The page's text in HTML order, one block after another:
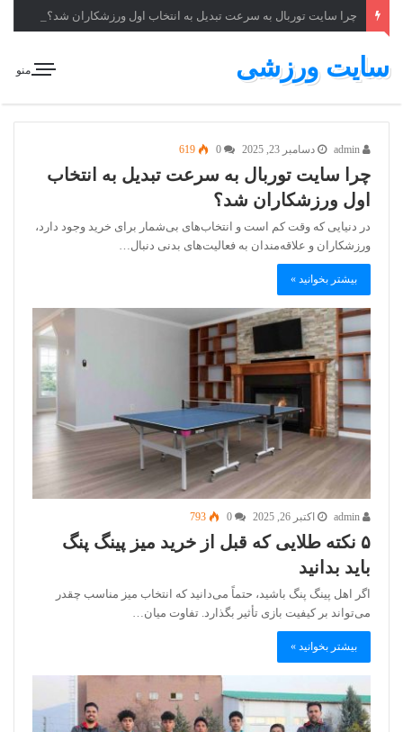
چرا سایت توربال به ‌سرعت تبدیل به انتخاب اول ورزشکاران شد؟
منو سایت ورزشی
دسامبر 23, 2025 619
چرا سایت توربال به ‌سرعت تبدیل به انتخاب
اول ورزشکاران شد؟
در دنیایی که وقت کم است و انتخاب‌های بی‌شمار برای خرید وجود دارد،
ورزشکاران و علاقه‌مندان به فعالیت‌های بدنی دنبال…
بیشتر بخوانید »
اکتبر 26, 2025 793
۵ نکته طلایی که قبل از خرید میز پینگ پنگ
باید بدانید
اگر اهل پینگ پنگ باشید، حتماً می‌دانید که انتخاب میز مناسب چقدر
می‌تواند بر کیفیت بازی تأثیر بگذارد. تفاوت میان…
بیشتر بخوانید »